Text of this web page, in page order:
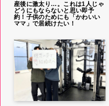
産後に激太り…。これは1人じゃ
どうにもならないと思い即予
約！子供のためにも「かわいい
ママ」で居続けたい！